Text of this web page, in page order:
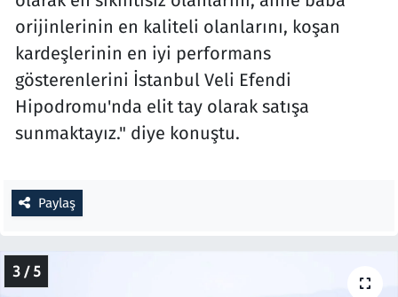
orijinlerinin en kaliteli olanlarını, koşan
kardeşlerinin en iyi performans
gösterenlerini İstanbul Veli Efendi
Hipodromu'nda elit tay olarak satışa
sunmaktayız." diye konuştu.
Paylaş
3 / 5